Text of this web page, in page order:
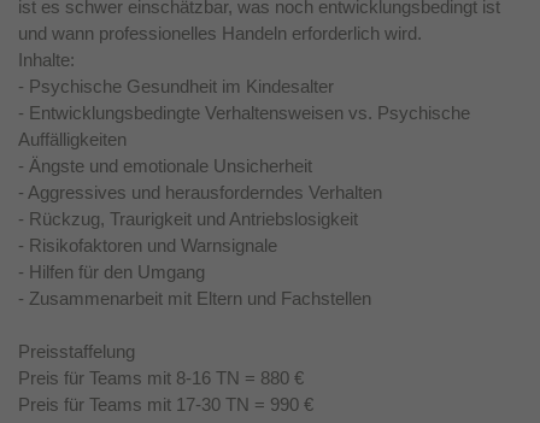
ist es schwer einschätzbar, was noch entwicklungsbedingt ist
und wann professionelles Handeln erforderlich wird.
Inhalte:
- Psychische Gesundheit im Kindesalter
- Entwicklungsbedingte Verhaltensweisen vs. Psychische
Auffälligkeiten
- Ängste und emotionale Unsicherheit
- Aggressives und herausforderndes Verhalten
- Rückzug, Traurigkeit und Antriebslosigkeit
- Risikofaktoren und Warnsignale
- Hilfen für den Umgang
- Zusammenarbeit mit Eltern und Fachstellen
Preisstaffelung
Preis für Teams mit 8-16 TN = 880 €
Preis für Teams mit 17-30 TN = 990 €